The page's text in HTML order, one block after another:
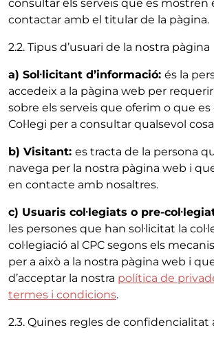
consultar els serveis que es mostren
contactar amb el titular de la pàgina.
2.2. Tipus d’usuari de la nostra pàgina
a) Sol·licitant d’informació: és la
accedeix a la pàgina web per
sobre els serveis que oferim o que es
Col·legi per a consultar qualsevol
b) Visitant: es tracta de la persona
navega per la nostra pàgina web i
en contacte amb nosaltres.
c) Usuaris col·legiats o pre-
les persones que han sol·licitat la
col·legiació al CPC segons els
per a això a la nostra pàgina web i
d’acceptar la nostra política de
termes i condicions.
2.3. Quines regles de confidencialitat